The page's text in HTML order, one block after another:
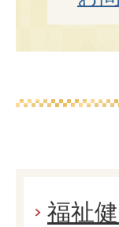
福祉